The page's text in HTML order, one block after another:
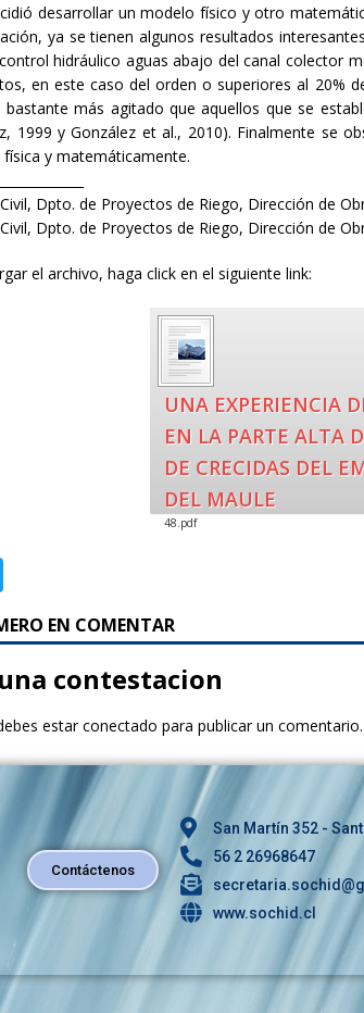
desarrollar un modelo físico y otro
ya se tienen algunos resultados
hidráulico aguas abajo del canal colector
en este caso del orden o superiores al 20%
más agitado que aquellos que se
1999 y González et al., 2010). Finalmente se
y matemáticamente.
Dpto. de Proyectos de Riego, Dirección de
Dpto. de Proyectos de Riego, Dirección de
el archivo, haga click en el siguiente link:
UNA EXPERIENCIA
EN LA PARTE ALTA
DE CRECIDAS DEL
DEL MAULE
48.pdf
w
it
te
r
EN COMENTAR
contestacion
estarconectado para publicar un comentario.
Contáctenos
San Martín 352 -
56 2 26968647
www.sochid.cl